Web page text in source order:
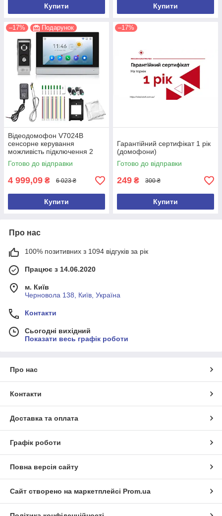
Купити Купити
–17% Подарунок
Відеодомофон V7024B
сенсорне керування
можливість підключення 2
замків + відеоспостереження
Готово до відправки
4 999,09 ₴ 6 023 ₴
Купити
–17%
Гарантійний сертифікат 1 рік
(домофони)
Готово до відправки
249 ₴ 300 ₴
Купити
Про нас
100% позитивних з 1094 відгуків за рік
Працює з 14.06.2020
м. Київ
Черновола 138, Київ, Україна
Контакти
Сьогодні вихідний
Показати весь графік роботи
Про нас
Контакти
Доставка та оплата
Графік роботи
Повна версія сайту
Сайт створено на маркетплейсі Prom.ua